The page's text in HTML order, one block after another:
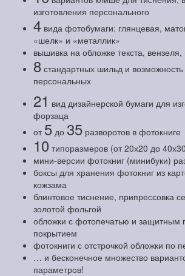
изготовления персонального
4 вида фотобумаги: глянцевая,
«шелк» и «металлик»
вышивка на обложке текста,
8 стандартных шильд и возможность
персональных
21 вид дизайнерской бумаги для
форзаца
от 5 до 35 разворотов в фотокниге
10 типоразмеров (от 20х20 до
мини-версии фотокниг (минибуки)
боксы для хранения фотокниг из
кожзама
блинтовое тиснение, припрессовка
золотой фольгой
обложки с фотопечатью и защитным
покрытием
фотокниги с отстрочкой обложки по
… и бесконечное множество
параметров!